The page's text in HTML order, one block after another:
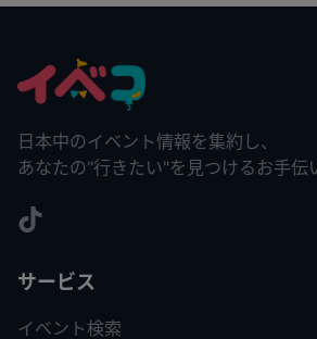
日本中のイベント情報を集約し、
あなたの"行きたい"を見つけるお手伝
サービス
イベント検索